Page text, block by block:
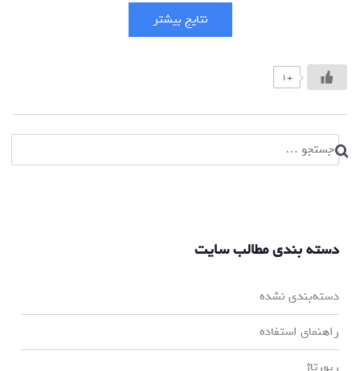
نتایج بیشتر
+1
جستجو
برای:
دسته بندی مطالب سایت
دسته‌بندی نشده
راهنمای استفاده
رپورتاژ